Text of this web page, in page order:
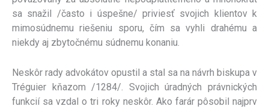
sa snažil /často i úspešne/ priviesť svojich klientov k
mimosúdnemu riešeniu sporu, čím sa vyhli drahému a
niekdy aj zbytočnému súdnemu konaniu.
Neskôr rady advokátov opustil a stal sa na návrh biskupa v
Tréguier kňazom /1284/. Svojich úradných právnických
funkcií sa vzdal o tri roky neskôr. Ako farár pôsobil najprv